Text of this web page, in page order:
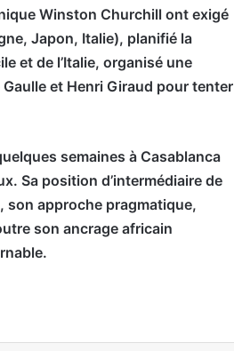
Winston Churchill ont exigé
Japon, Italie), planifié la
et de l’Italie, organisé une
et Henri Giraud pour tenter
semaines à Casablanca
Sa position d’intermédiaire de
son approche pragmatique,
son ancrage africain